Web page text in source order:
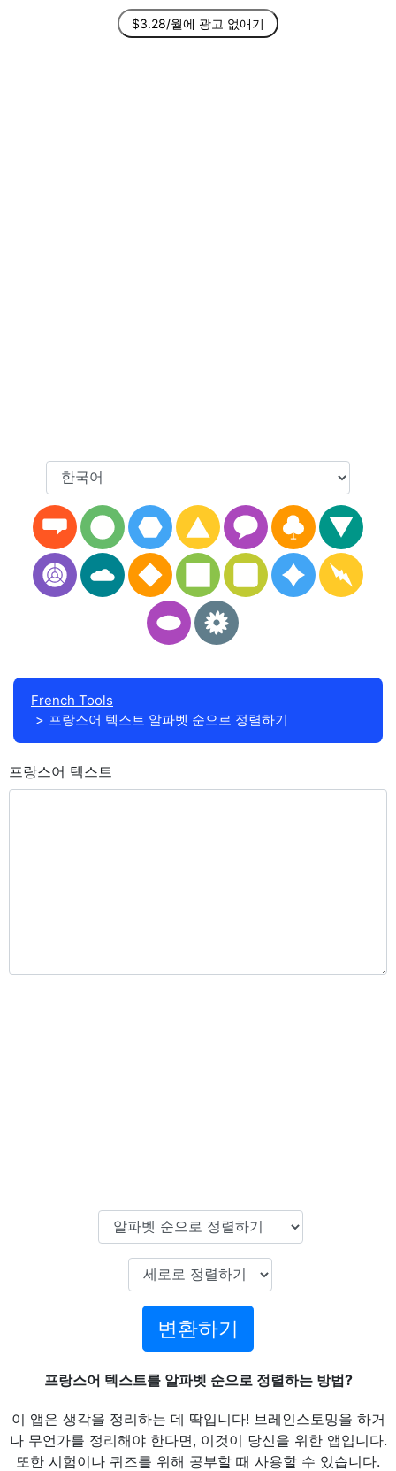
$3.28/월에 광고 없애기
French Tools
프랑스어 텍스트 알파벳 순으로 정렬하기
프랑스어 텍스트
변환하기
프랑스어 텍스트를 알파벳 순으로 정렬하는 방법?
이 앱은 생각을 정리하는 데 딱입니다! 브레인스토밍을 하거
나 무언가를 정리해야 한다면, 이것이 당신을 위한 앱입니다.
또한 시험이나 퀴즈를 위해 공부할 때 사용할 수 있습니다.